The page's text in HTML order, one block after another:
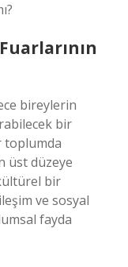
bireylerin
bir
toplumda
üst düzeye
bir
ve sosyal
fayda